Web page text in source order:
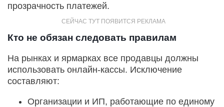
прозрачность платежей.
Кто не обязан следовать правилам
На рынках и ярмарках все продавцы должны
использовать онлайн-кассы. Исключение
составляют:
Организации и ИП, работающие по единому